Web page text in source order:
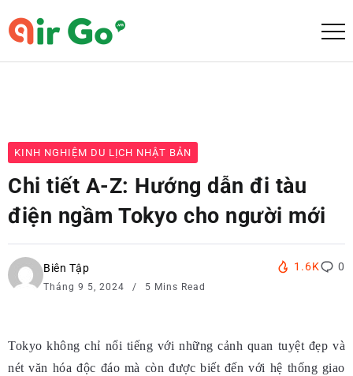
KINH NGHIỆM DU LỊCH NHẬT BẢN
Chi tiết A-Z: Hướng dẫn đi tàu
điện ngầm Tokyo cho người mới
Biên Tập
Tháng 9 5, 2024 5 Mins Read
1.6K 0
Tokyo không chỉ nổi tiếng với những cảnh quan tuyệt đẹp và
nét văn hóa độc đáo mà còn được biết đến với hệ thống giao